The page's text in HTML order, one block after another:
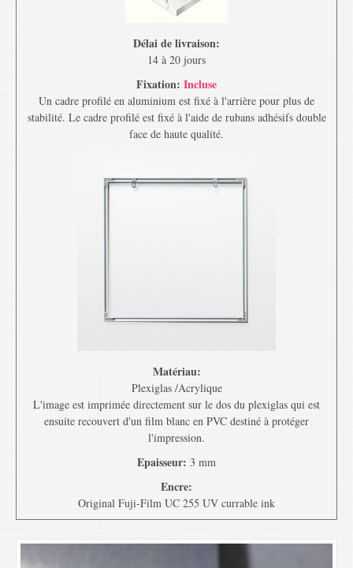
Délai de livraison:
14 à 20 jours
Fixation: Incluse
Un cadre profilé en aluminium est fixé à l'arrière pour plus de
stabilité. Le cadre profilé est fixé à l'aide de rubans adhésifs double
face de haute qualité.
Matériau:
Plexiglas /Acrylique
L'image est imprimée directement sur le dos du plexiglas qui est
ensuite recouvert d'un film blanc en PVC destiné à protéger
l'impression.
Epaisseur: 3 mm
Encre:
Original Fuji-Film UC 255 UV currable ink